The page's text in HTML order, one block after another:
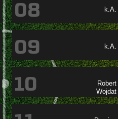
k.A.
08
k.A.
09


10